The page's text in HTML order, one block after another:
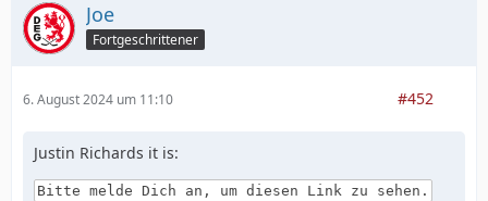
Joe
Fortgeschrittener
6. August 2024 um 11:10 #452
Justin Richards it is:
Bitte melde Dich an, um diesen Link zu sehen.